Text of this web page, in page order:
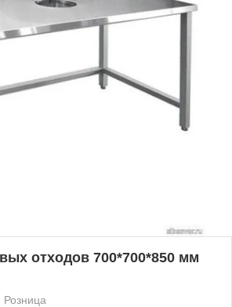
отходов 700*700*850 мм
Розница